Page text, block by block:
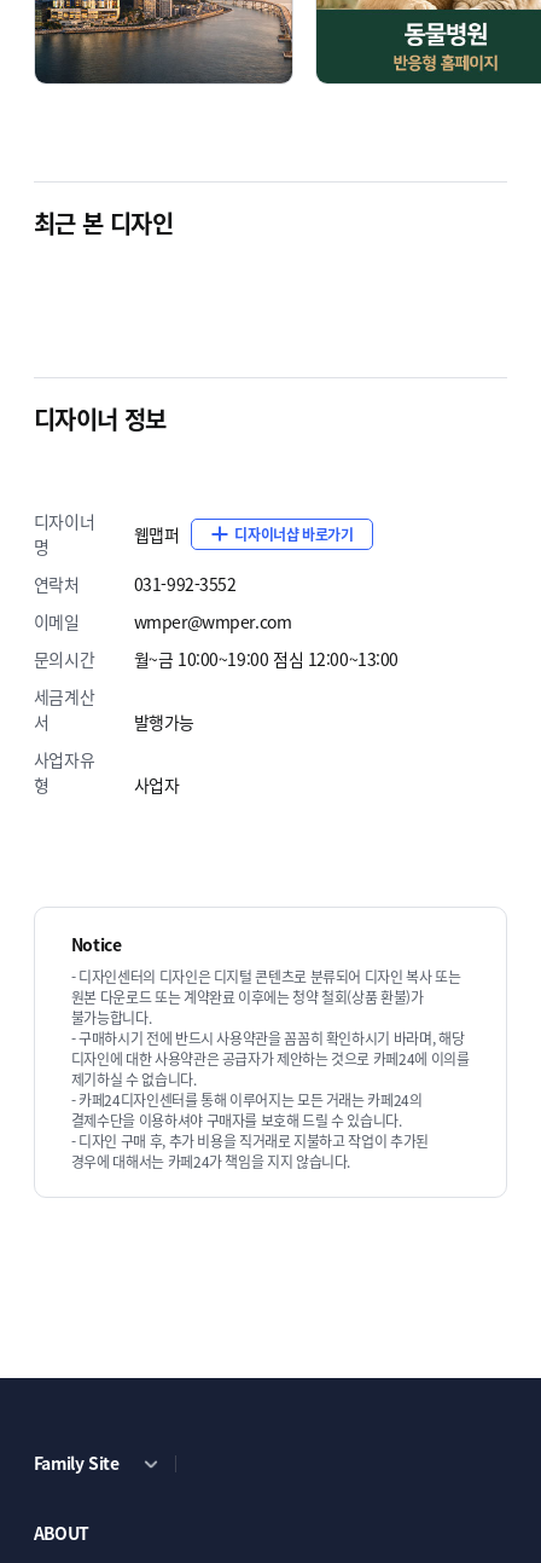
1.디자인 선택
원하는 스킨을 선택하세요
3.주문서 작성
⚠ 주문서를 작성해 주셔야 작업이
시작됩니다.
네, 가상계좌로 결제하신 경우 발행 가능합니다.
작성 시 첨부해 주시면 됩니다.
최근 본 디자인
디자이너 정보
디자이너
명
웹맵퍼 디자이너샵 바로가기
연락처
031-992-3552
이메일
wmper@wmper.com
문의시간
월~금 10:00~19:00 점심 12:00~13:00
세금계산
서
발행가능
사업자유
형
사업자
Notice
- 디자인센터의 디자인은 디지털 콘텐츠로 분류되어 디자인 복사 또는
원본 다운로드 또는 계약완료 이후에는 청약 철회(상품 환불)가
불가능합니다.
- 구매하시기 전에 반드시 사용약관을 꼼꼼히 확인하시기 바라며, 해당
디자인에 대한 사용약관은 공급자가 제안하는 것으로 카페24에 이의를
제기하실 수 없습니다.
- 카페24디자인센터를 통해 이루어지는 모든 거래는 카페24의
결제수단을 이용하셔야 구매자를 보호해 드릴 수 있습니다.
- 디자인 구매 후, 추가 비용을 직거래로 지불하고 작업이 추가된
경우에 대해서는 카페24가 책임을 지지 않습니다.
Family Site
ABOUT